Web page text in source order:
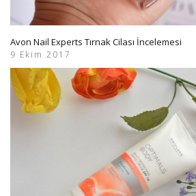
Avon Nail Experts Tırnak Cilası İncelemesi
9 Ekim 2017